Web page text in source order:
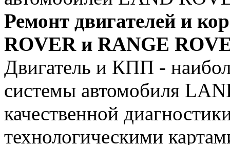
Ремонт двигателей и
ROVER и RANGE
Двигатель и КПП -
системы автомобиля
качественной
технологическими